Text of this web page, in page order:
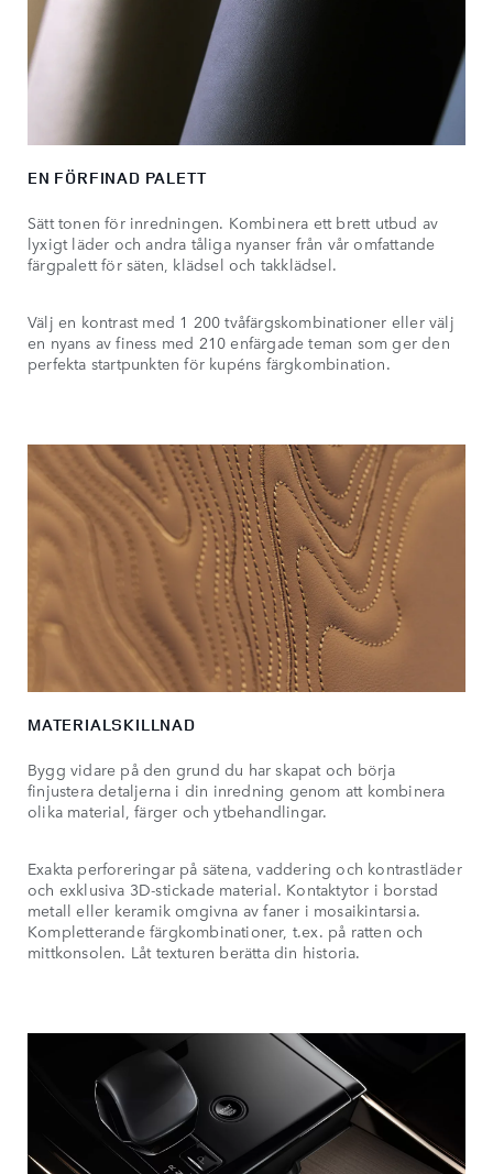
EN FÖRFINAD PALETT
Sätt tonen för inredningen. Kombinera ett brett utbud av
lyxigt läder och andra tåliga nyanser från vår omfattande
färgpalett för säten, klädsel och takklädsel.
Välj en kontrast med 1 200 tvåfärgskombinationer eller välj
en nyans av finess med 210 enfärgade teman som ger den
perfekta startpunkten för kupéns färgkombination.
MATERIALSKILLNAD
Bygg vidare på den grund du har skapat och börja
finjustera detaljerna i din inredning genom att kombinera
olika material, färger och ytbehandlingar.
Exakta perforeringar på sätena, vaddering och kontrastläder
och exklusiva 3D-stickade material. Kontaktytor i borstad
metall eller keramik omgivna av faner i mosaikintarsia.
Kompletterande färgkombinationer, t.ex. på ratten och
mittkonsolen. Låt texturen berätta din historia.